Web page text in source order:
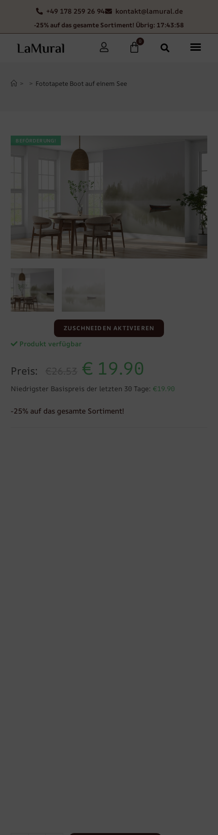
+49 178 259 26 94 kontakt@lamural.de
-25% auf das gesamte Sortiment! Übrig: 17:43:57
0
> > Fototapete Boot auf einem See
BEFÖRDERUNG!
ZUSCHNEIDEN AKTIVIEREN
Produkt verfügbar
Preis: €26.53 € 19.90
Niedrigster Basispreis der letzten 30 Tage: €19.90
-25% auf das gesamte Sortiment!